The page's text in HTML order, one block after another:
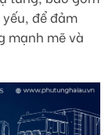
để đảm
mạnh mẽ và